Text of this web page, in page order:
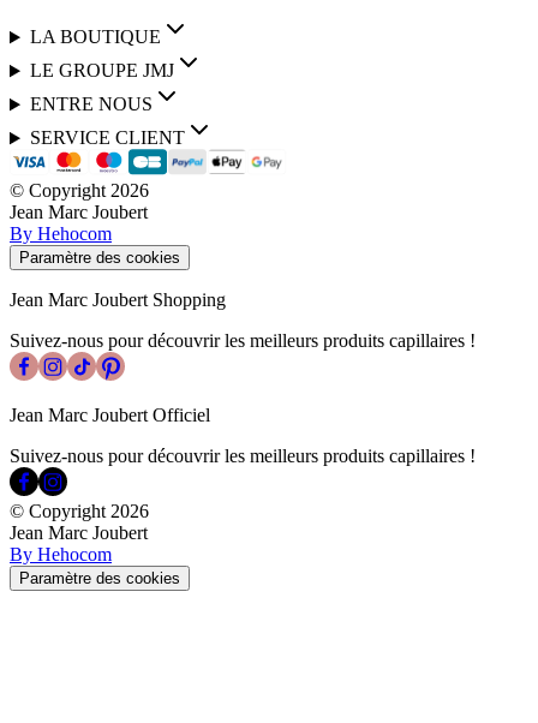
LA BOUTIQUE
LE GROUPE JMJ
ENTRE NOUS
SERVICE CLIENT
© Copyright2026
Jean Marc Joubert
By Hehocom
Paramètre des cookies
Jean Marc Joubert Shopping
Suivez-nous pour découvrir les meilleurs produits capillaires !
Jean Marc Joubert Officiel
Suivez-nous pour découvrir les meilleurs produits capillaires !
© Copyright2026
Jean Marc Joubert
By Hehocom
Paramètre des cookies